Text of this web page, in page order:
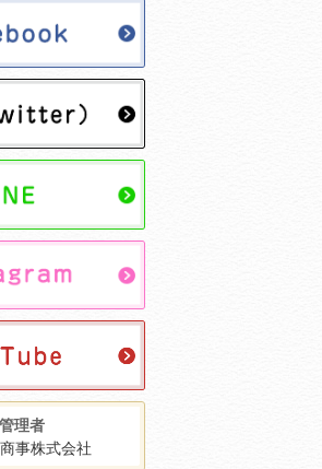
理者
事株式会社